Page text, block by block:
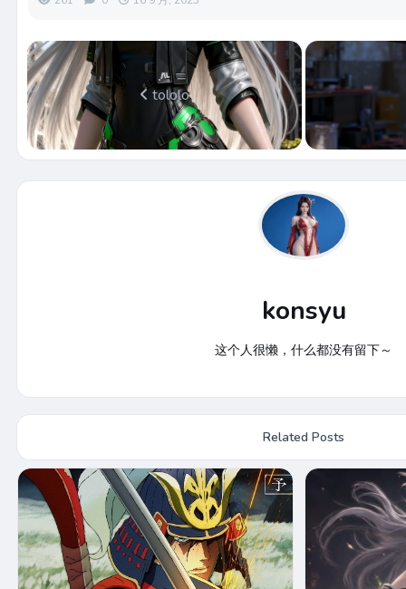
tololo
konsyu
这个人很懒，什么都没有留下～
Related Posts